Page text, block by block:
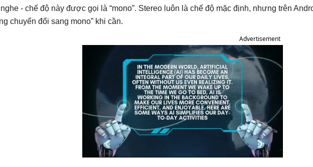
- chế độ này được gọi là “mono”. Stereo luôn là chế độ mặc định, nhưng trên
chuyển đổi sang mono” khi cần.
Advertisement